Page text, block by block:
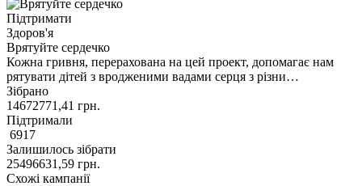
Підтримати
Здоров'я
Врятуйте сердечко
Кожна гривня, перерахована на цей проект, допомагає нам
рятувати дітей з вродженими вадами серця з різни…
Зібрано
14672771,41 грн.
Підтримали
6917
Залишилось зібрати
25496631,59 грн.
Схожі кампанії